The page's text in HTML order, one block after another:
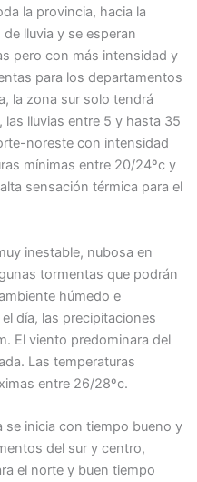
la provincia, hacia la
lluvia y se esperan
pero con más intensidad y
para los departamentos
la zona sur solo tendrá
lluvias entre 5 y hasta 35
noreste con intensidad
mínimas entre 20/24ºc y
sensación térmica para el
inestable, nubosa en
tormentas que podrán
húmedo e
día, las precipitaciones
El viento predominara del
Las temperaturas
entre 26/28ºc.
se inicia con tiempo bueno y
del sur y centro,
el norte y buen tiempo